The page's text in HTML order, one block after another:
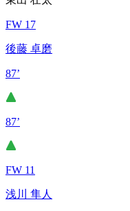
FW 17
後藤 卓磨
87’
87’
FW 11
浅川 隼人